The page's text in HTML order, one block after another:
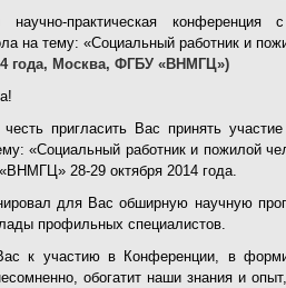
научно-практическая
на тему: «Социальный работник и
года, Москва, ФГБУ «ВНМГЦ»)
пригласить Вас принять
«Социальный работник и пожилой
28-29 октября 2014 года.
для Вас обширную научную
профильных специалистов.
к участию в Конференции, в
обогатит наши знания и